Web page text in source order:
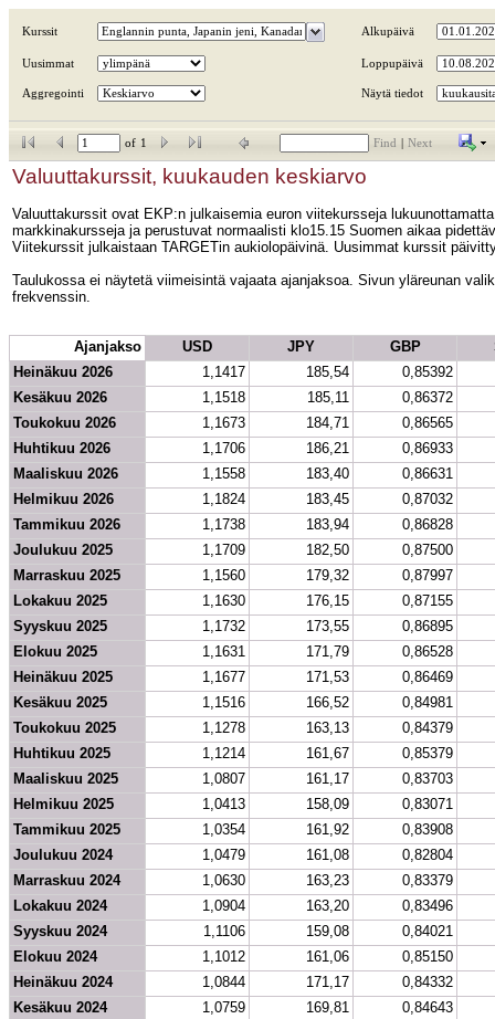
Kurssit Alkupäivä
Uusimmat Loppupäivä
Aggregointi Näytä tiedot
of 1 Find Next
Valuuttakurssit, kuukauden keskiarvo
Valuuttakurssit ovat EKP:n julkaisemia euron viitekursseja
markkinakursseja ja perustuvat normaalisti klo15.15 Suomen aikaa
Viitekurssit julkaistaan TARGETin aukiolopäivinä. Uusimmat kurssit
Taulukossa ei näytetä viimeisintä vajaata ajanjaksoa. Sivun yläreunan
frekvenssin.
Ajanjakso USD JPY GBP
Heinäkuu 2026
1,1417 185,54
0,85392
Kesäkuu 2026
1,1518 185,11
0,86372
Toukokuu 2026
1,1673 184,71
0,86565
Huhtikuu 2026
1,1706 186,21
0,86933
Maaliskuu 2026
1,1558 183,40
0,86631
Helmikuu 2026
1,1824 183,45
0,87032
Tammikuu 2026
1,1738 183,94
0,86828
Joulukuu 2025
1,1709 182,50
0,87500
Marraskuu 2025
1,1560 179,32
0,87997
Lokakuu 2025
1,1630 176,15
0,87155
Syyskuu 2025
1,1732 173,55
0,86895
Elokuu 2025
1,1631 171,79
0,86528
Heinäkuu 2025
1,1677 171,53
0,86469
Kesäkuu 2025
1,1516 166,52
0,84981
Toukokuu 2025
1,1278 163,13
0,84379
Huhtikuu 2025
1,1214 161,67
0,85379
Maaliskuu 2025
1,0807 161,17
0,83703
Helmikuu 2025
1,0413 158,09
0,83071
Tammikuu 2025
1,0354 161,92
0,83908
Joulukuu 2024
1,0479 161,08
0,82804
Marraskuu 2024
1,0630 163,23
0,83379
Lokakuu 2024
1,0904 163,20
0,83496
Syyskuu 2024
1,1106 159,08
0,84021
Elokuu 2024
1,1012 161,06
0,85150
Heinäkuu 2024
1,0844 171,17
0,84332
Kesäkuu 2024
1,0759 169,81
0,84643